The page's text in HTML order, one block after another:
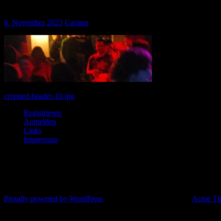
6. November 2023 Carsten
Beitragsnavigation
cropped-header-10.jpg
Registrieren
Anmelden
Links
Impressum
Proudly powered by WordPress Acme